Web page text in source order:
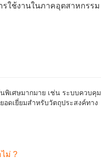
ใช้งานในภาคอุตสาหกรรม
เศษมากมาย เช่น ระบบควบคุม
ดเยี่ยมสำหรับวัตถุประสงค์ทาง
ม่ ?